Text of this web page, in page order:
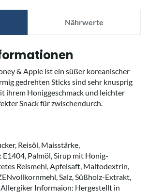
Nährwerte
& Apple ist ein süßer koreanischer
gedrehten Sticks sind sehr knusprig
ihrem Honiggeschmack und leichter
Snack für zwischendurch.
Reisöl, Maisstärke,
Palmöl, Sirup mit Honig-
Reismehl, Apfelsaft, Maltodextrin,
Salz, Süßholz-Extrakt,
Informaion: Hergestellt in